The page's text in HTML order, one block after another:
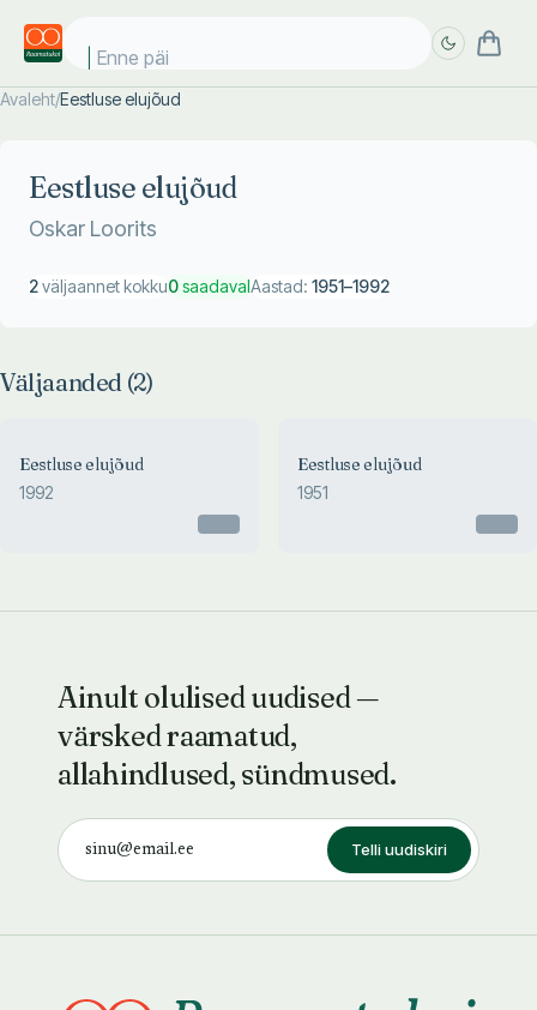
Enne päik
Avaleht/Eestluse elujõud
Eestluse elujõud
Oskar Loorits
2väljaannet kokku0saadavalAastad: 1951–1992
Väljaanded (2)
Eestluse elujõud
1992
Eestluse elujõud
1951
Ainult olulised uudised —
värsked raamatud,
allahindlused, sündmused.
Telli uudiskiri